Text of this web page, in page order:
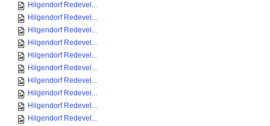
Hilgendorf Redevel...
Hilgendorf Redevel...
Hilgendorf Redevel...
Hilgendorf Redevel...
Hilgendorf Redevel...
Hilgendorf Redevel...
Hilgendorf Redevel...
Hilgendorf Redevel...
Hilgendorf Redevel...
Hilgendorf Redevel...